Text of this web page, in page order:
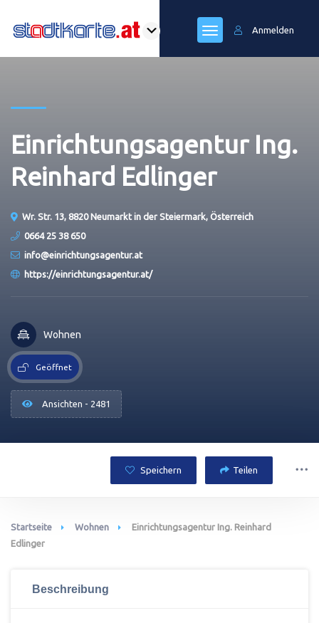
Anmelden
Einrichtungsagentur Ing.
Reinhard Edlinger
Wr. Str. 13, 8820 Neumarkt in der Steiermark, Österreich
0664 25 38 650
info@einrichtungsagentur.at
https://einrichtungsagentur.at/
Wohnen
Geöffnet
Ansichten - 2481
Speichern Teilen
Startseite Wohnen
Einrichtungsagentur Ing. Reinhard
Edlinger
Beschreibung